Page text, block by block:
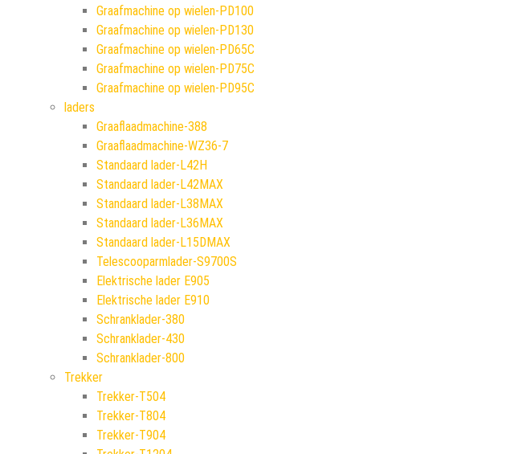
Graafmachine op wielen-PD100
Graafmachine op wielen-PD130
Graafmachine op wielen-PD65C
Graafmachine op wielen-PD75C
Graafmachine op wielen-PD95C
laders
Graaflaadmachine-388
Graaflaadmachine-WZ36-7
Standaard lader-L42H
Standaard lader-L42MAX
Standaard lader-L38MAX
Standaard lader-L36MAX
Standaard lader-L15DMAX
Telescooparmlader-S9700S
Elektrische lader E905
Elektrische lader E910
Schranklader-380
Schranklader-430
Schranklader-800
Trekker
Trekker-T504
Trekker-T804
Trekker-T904